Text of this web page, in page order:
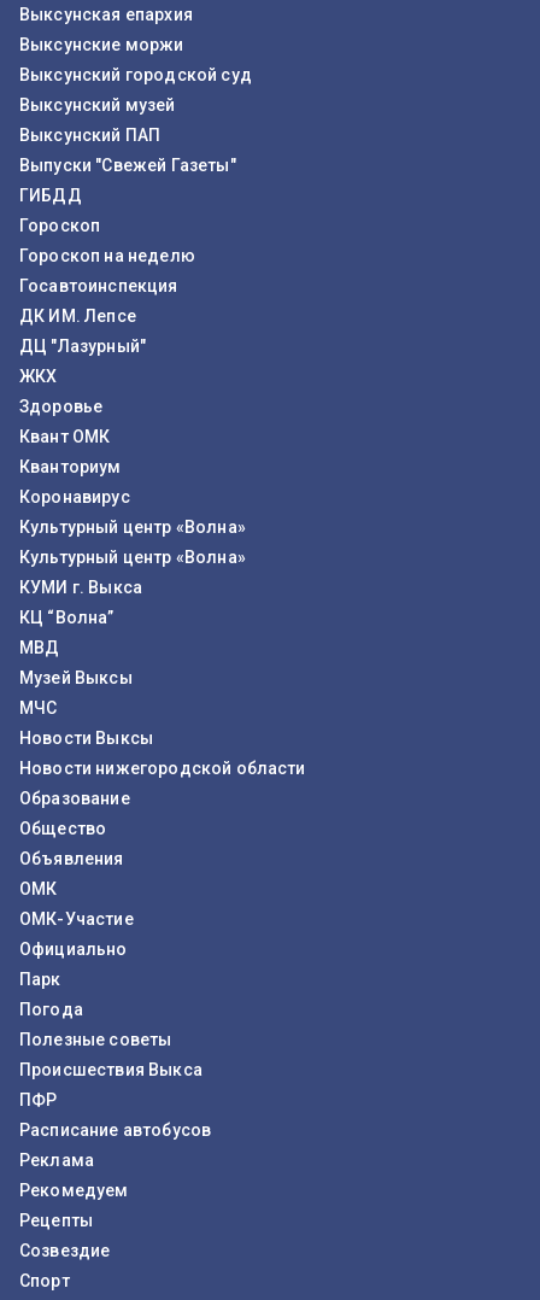
Выксунская епархия
Выксунские моржи
Выксунский городской суд
Выксунский музей
Выксунский ПАП
Выпуски "Свежей Газеты"
ГИБДД
Гороскоп
Гороскоп на неделю
Госавтоинспекция
ДК ИМ. Лепсе
ДЦ "Лазурный"
ЖКХ
Здоровье
Квант ОМК
Кванториум
Коронавирус
Культурный центр «Волна»
Культурный центр «Волна»
КУМИ г. Выкса
КЦ “Волна”
МВД
Музей Выксы
МЧС
Новости Выксы
Новости нижегородской области
Образование
Общество
Объявления
ОМК
ОМК-Участие
Официально
Парк
Погода
Полезные советы
Происшествия Выкса
ПФР
Расписание автобусов
Реклама
Рекомедуем
Рецепты
Созвездие
Спорт